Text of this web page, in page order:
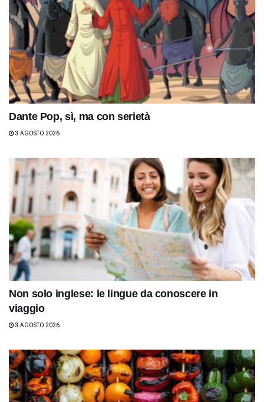
Dante Pop, sì, ma con serietà
3 AGOSTO 2026
Non solo inglese: le lingue da conoscere in
viaggio
3 AGOSTO 2026